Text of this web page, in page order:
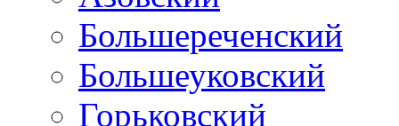
Большереченский
Большеуковский
Горьковский